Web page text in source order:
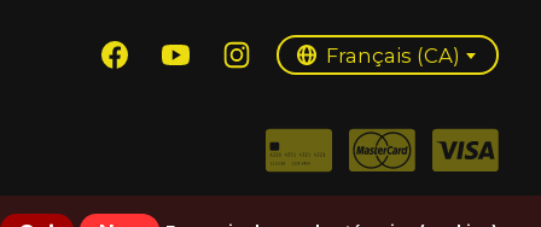
Français (CA)